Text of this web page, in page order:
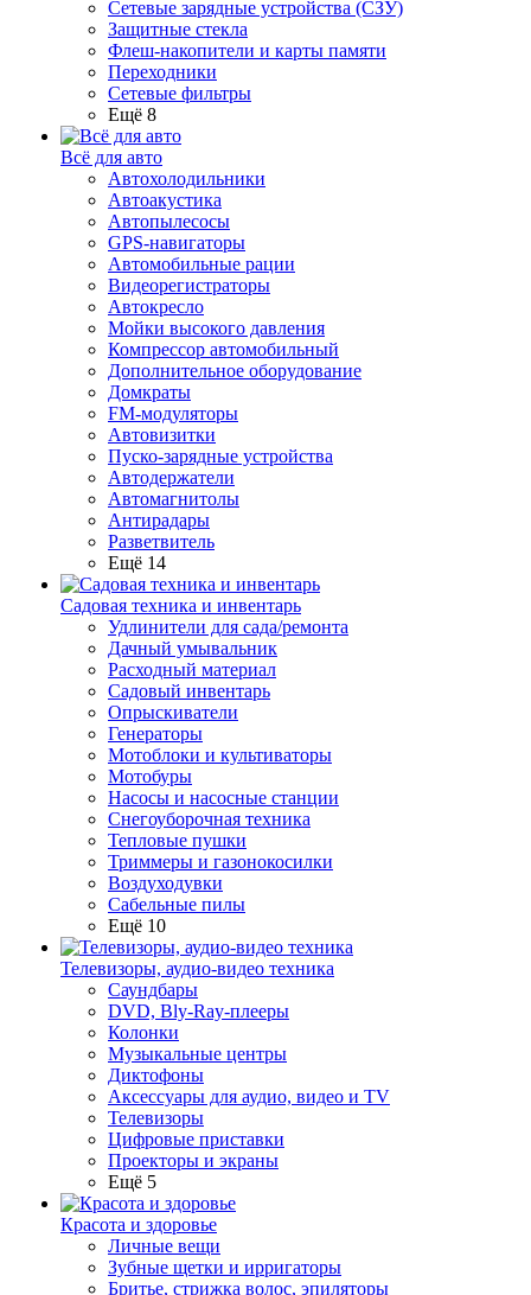
Сетевые зарядные устройства (СЗУ)
Защитные стекла
Флеш-накопители и карты памяти
Переходники
Сетевые фильтры
Ещё 8
Всё для авто
Автохолодильники
Автоакустика
Автопылесосы
GPS-навигаторы
Автомобильные рации
Видеорегистраторы
Автокресло
Мойки высокого давления
Компрессор автомобильный
Дополнительное оборудование
Домкраты
FM-модуляторы
Автовизитки
Пуско-зарядные устройства
Автодержатели
Автомагнитолы
Антирадары
Разветвитель
Ещё 14
Садовая техника и инвентарь
Удлинители для сада/ремонта
Дачный умывальник
Расходный материал
Садовый инвентарь
Опрыскиватели
Генераторы
Мотоблоки и культиваторы
Мотобуры
Насосы и насосные станции
Снегоуборочная техника
Тепловые пушки
Триммеры и газонокосилки
Воздуходувки
Сабельные пилы
Ещё 10
Телевизоры, аудио-видео техника
Саундбары
DVD, Bly-Ray-плееры
Колонки
Музыкальные центры
Диктофоны
Аксессуары для аудио, видео и TV
Телевизоры
Цифровые приставки
Проекторы и экраны
Ещё 5
Красота и здоровье
Личные вещи
Зубные щетки и ирригаторы
Бритье, стрижка волос, эпиляторы